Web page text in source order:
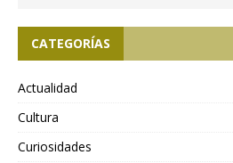
CATEGORÍAS
Actualidad
Cultura
Curiosidades